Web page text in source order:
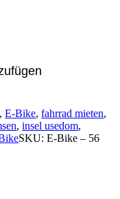
,E-Bike,fahrrad mieten,
,insel usedom,
SKU:E-Bike – 56